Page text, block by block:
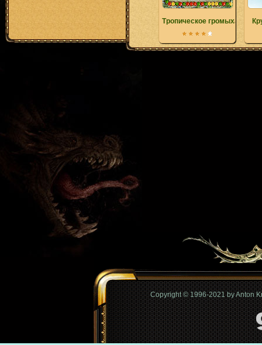
Тропическое громыханье
Copyright © 1996-2021 by Anton